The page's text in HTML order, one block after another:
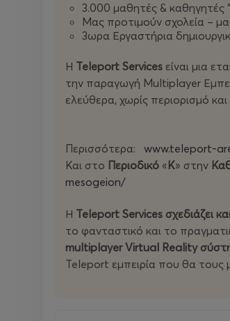
3.000 μαθητές & καθηγητές
Μας προτιμούν σχολεία –
3ωρα Εργαστήρια
Η Teleport Services είναι μια
την παραγωγή Multiplayer
ελεύθερα, χωρίς περιορισμό
Περισσότερα: www.teleport-
Και στο Περιοδικό «Κ» στην
mesogeion/
Η Teleport Services σχεδιάζει
το φανταστικό και το
multiplayer Virtual Reality
Teleport εμπειρία που θα τους